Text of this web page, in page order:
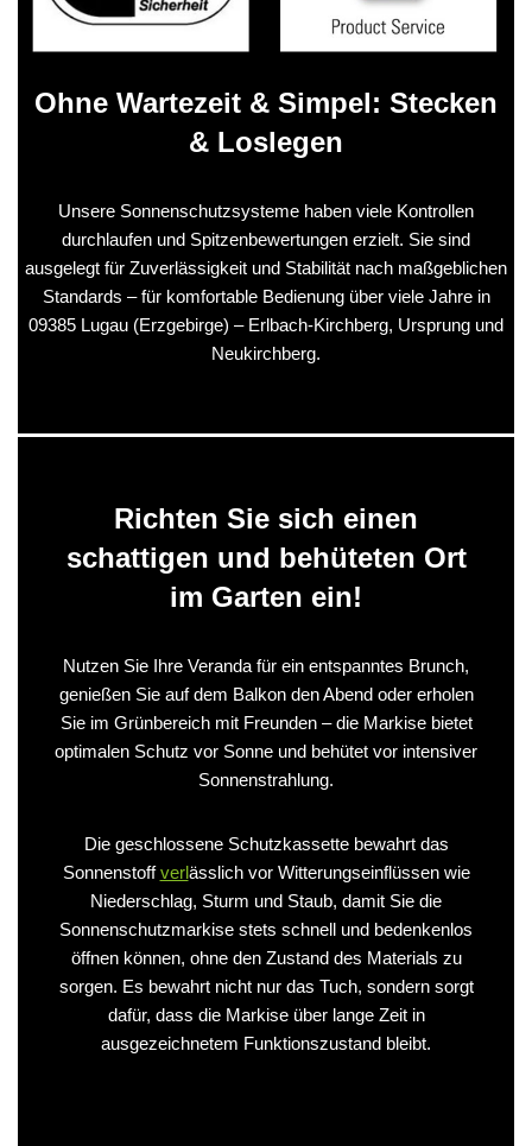
Ohne Wartezeit & Simpel: Stecken
& Loslegen
Unsere Sonnenschutzsysteme haben viele Kontrollen
durchlaufen und Spitzenbewertungen erzielt. Sie sind
ausgelegt für Zuverlässigkeit und Stabilität nach maßgeblichen
Standards – für komfortable Bedienung über viele Jahre in
09385 Lugau (Erzgebirge) – Erlbach-Kirchberg, Ursprung und
Neukirchberg.
Richten Sie sich einen
schattigen und behüteten Ort
im Garten ein!
Nutzen Sie Ihre Veranda für ein entspanntes Brunch,
genießen Sie auf dem Balkon den Abend oder erholen
Sie im Grünbereich mit Freunden – die Markise bietet
optimalen Schutz vor Sonne und behütet vor intensiver
Sonnenstrahlung.
Die geschlossene Schutzkassette bewahrt das
Sonnenstoffverlässlich vor Witterungseinflüssen wie
Niederschlag, Sturm und Staub, damit Sie die
Sonnenschutzmarkise stets schnell und bedenkenlos
öffnen können, ohne den Zustand des Materials zu
sorgen. Es bewahrt nicht nur das Tuch, sondern sorgt
dafür, dass die Markise über lange Zeit in
ausgezeichnetem Funktionszustand bleibt.